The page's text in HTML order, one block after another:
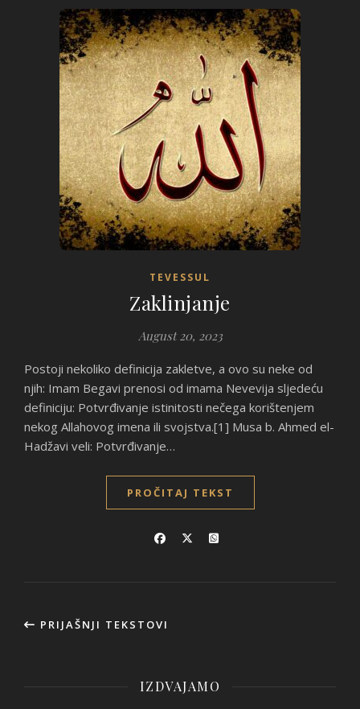
TEVESSUL
Zaklinjanje
August 20, 2023
Postoji nekoliko definicija zakletve, a ovo su neke od
njih: Imam Begavi prenosi od imama Nevevija sljedeću
definiciju: Potvrđivanje istinitosti nečega korištenjem
nekog Allahovog imena ili svojstva.[1] Musa b. Ahmed el-
Hadžavi veli: Potvrđivanje…
PROČITAJ TEKST
PRIJAŠNJI TEKSTOVI
IZDVAJAMO